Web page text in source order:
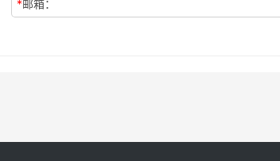
*邮箱：